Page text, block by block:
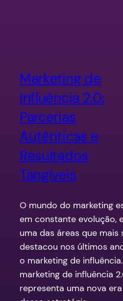
Marketing de
Influência 2.0:
Parcerias
Autênticas e
Resultados
Tangíveis
O mundo do marketing
em constante evolução,
uma das áreas que mais
destacou nos últimos
o marketing de
marketing de influência
representa uma nova era